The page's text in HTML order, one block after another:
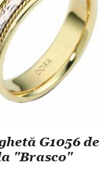
G1056 de
"Brasco"